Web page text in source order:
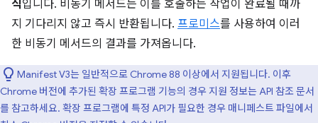
식입니다. 비동기 메서드는 이를 호출하는 작업이 완료될 때까
지 기다리지 않고 즉시 반환됩니다. 프로미스를 사용하여 이러
한 비동기 메서드의 결과를 가져옵니다.
Manifest V3는 일반적으로 Chrome 88 이상에서 지원됩니다. 이후
Chrome 버전에 추가된 확장 프로그램 기능의 경우 지원 정보는 API 참조 문서
를 참고하세요. 확장 프로그램에 특정 API가 필요한 경우 매니페스트 파일에서